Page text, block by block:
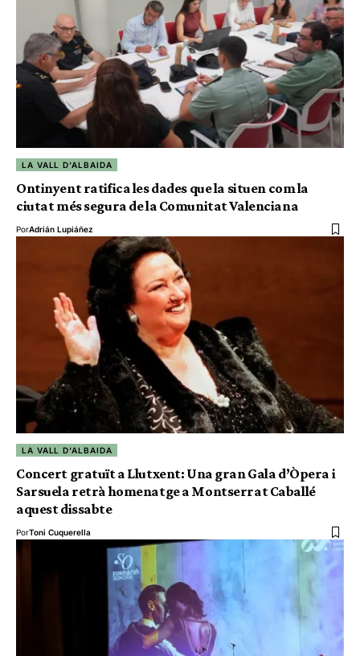
LA VALL D'ALBAIDA
Ontinyent ratifica les dades que la situen com la
ciutat més segura de la Comunitat Valenciana
PorAdrián Lupiáñez
LA VALL D'ALBAIDA
Concert gratuït a Llutxent: Una gran Gala d’Òpera i
Sarsuela retrà homenatge a Montserrat Caballé
aquest dissabte
PorToni Cuquerella